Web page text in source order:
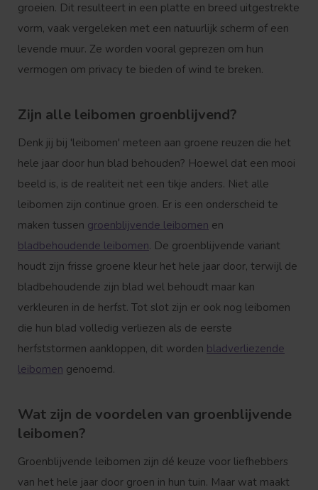
groeien. Dit resulteert in een platte en breed uitgestrekte
vorm, vaak vergeleken met een natuurlijk scherm of een
levende muur. Ze worden vooral geprezen om hun
vermogen om privacy te bieden of wind te breken.
Zijn alle leibomen groenblijvend?
Denk jij bij 'leibomen' meteen aan groene reuzen die het
hele jaar door hun blad behouden? Hoewel dat een mooi
beeld is, is de realiteit net een tikje anders. Niet alle
leibomen zijn continue groen. Er is een onderscheid te
maken tussen groenblijvende leibomen en
bladbehoudende leibomen. De groenblijvende variant
houdt zijn frisse groene kleur het hele jaar door, terwijl de
bladbehoudende zijn blad wel behoudt maar kan
verkleuren in de herfst. Tot slot zijn er ook nog leibomen
die hun blad volledig verliezen als de eerste
herfststormen aankloppen, dit worden bladverliezende
leibomen genoemd.
Wat zijn de voordelen van groenblijvende
leibomen?
Groenblijvende leibomen zijn dé keuze voor liefhebbers
van het hele jaar door groen in hun tuin. Maar wat maakt